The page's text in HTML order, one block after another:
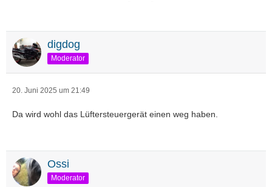
digdog
Moderator
20. Juni 2025 um 21:49
Da wird wohl das Lüftersteuergerät einen weg haben.
Ossi
Moderator